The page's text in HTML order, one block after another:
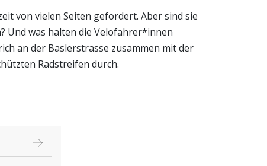
von vielen Seiten gefordert. Aber sind sie
Und was halten die Velofahrer*innen
an der Baslerstrasse zusammen mit der
Radstreifen durch.